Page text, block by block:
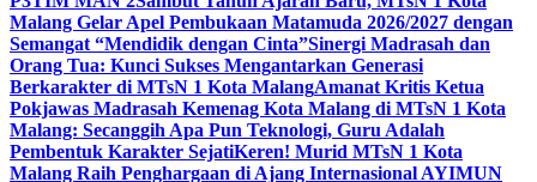
Malang Gelar Apel Pembukaan Matamuda 2026/2027 dengan
Semangat “Mendidik dengan Cinta”Sinergi Madrasah dan
Orang Tua: Kunci Sukses Mengantarkan Generasi
Berkarakter di MTsN 1 Kota MalangAmanat Kritis Ketua
Pokjawas Madrasah Kemenag Kota Malang di MTsN 1 Kota
Malang: Secanggih Apa Pun Teknologi, Guru Adalah
Pembentuk Karakter SejatiKeren! Murid MTsN 1 Kota
Malang Raih Penghargaan di Ajang Internasional AYIMUN